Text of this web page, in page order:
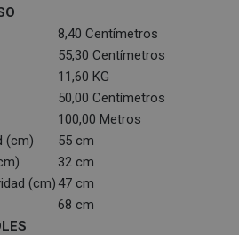
8,40 Centímetros
55,30 Centímetros
11,60 KG
50,00 Centímetros
100,00 Metros
(cm)
55 cm
32 cm
(cm)47 cm
68 cm